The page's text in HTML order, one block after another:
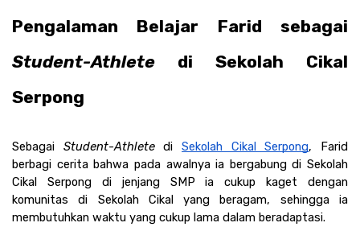
Student-Athlete di Sekolah Cikal
Serpong
Sebagai Student-Athlete di Sekolah Cikal Serpong, Farid
berbagi cerita bahwa pada awalnya ia bergabung di Sekolah
Cikal Serpong di jenjang SMP ia cukup kaget dengan
komunitas di Sekolah Cikal yang beragam, sehingga ia
membutuhkan waktu yang cukup lama dalam beradaptasi.